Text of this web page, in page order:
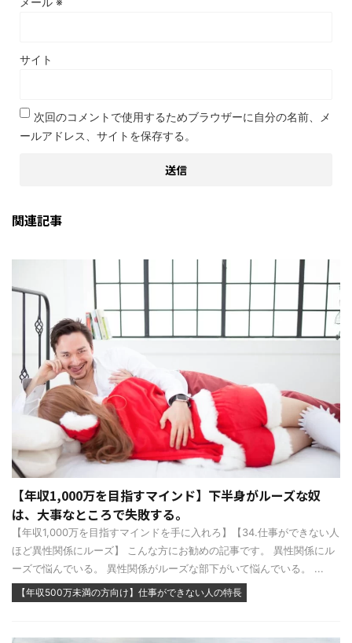
サイト
次回のコメントで使用するためブラウザーに自分の名前、メ
ールアドレス、サイトを保存する。
関連記事
【年収1,000万を目指すマインド】下半身がルーズな奴
は、大事なところで失敗する。
【年収1,000万を目指すマインドを手に入れろ】【34.仕事ができない人
ほど異性関係にルーズ】 こんな方にお勧めの記事です。 異性関係にル
ーズで悩んでいる。 異性関係がルーズな部下がいて悩んでいる。 ...
【年収500万未満の方向け】仕事ができない人の特長